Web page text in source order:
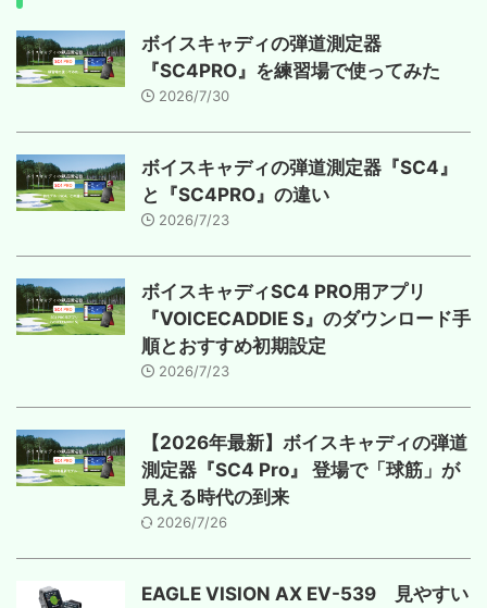
ボイスキャディの弾道測定器
『SC4PRO』を練習場で使ってみた
2026/7/30
ボイスキャディの弾道測定器『SC4』
と『SC4PRO』の違い
2026/7/23
ボイスキャディSC4 PRO用アプリ
『VOICECADDIE S』のダウンロード手
順とおすすめ初期設定
2026/7/23
【2026年最新】ボイスキャディの弾道
測定器『SC4 Pro』 登場で「球筋」が
見える時代の到来
2026/7/26
EAGLE VISION AX EV-539 見やすい